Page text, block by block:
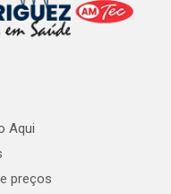
Aqui
preços